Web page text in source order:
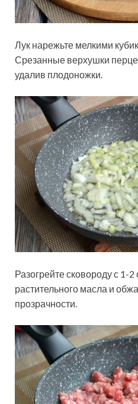
Лук нарежьте мелкими
Срезанные верхушки
удалив плодоножки.
Разогрейте сковороду с 1-2
растительного масла и
прозрачности.